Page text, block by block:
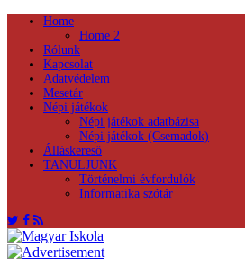
Home
Home 2
Rólunk
Kapcsolat
Adatvédelem
Mesetár
Népi játékok
Népi játékok adatbázisa
Népi játékok (Csemadok)
Álláskereső
TANULJUNK
Történelmi évfordulók
Informatika szótár